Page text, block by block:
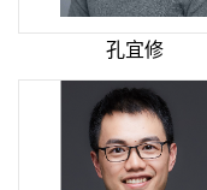
孔宜修